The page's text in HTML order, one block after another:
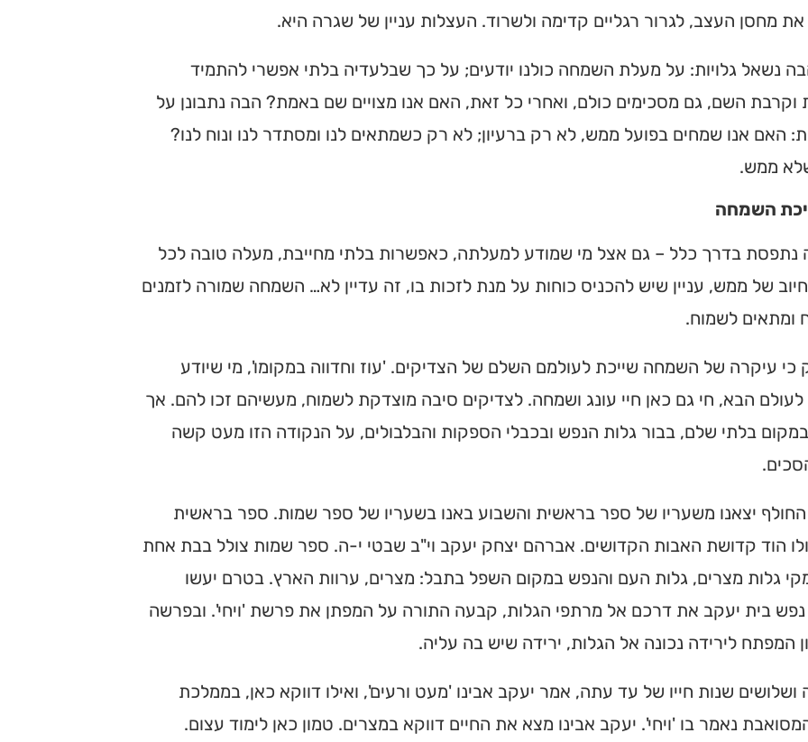
את מחסן העצב, לגרור רגליים קדימה ולשרוד. העצלות עניין של שגרה היא.
נשאל גלויות: על מעלת השמחה כולנו יודעים; על כך שבלעדיה בלתי אפשרי להתמיד
וקרבת השם, גם מסכימים כולם, ואחרי כל זאת, האם אנו מצויים שם באמת? הבה נתבונן על
האם אנו שמחים בפועל ממש, לא רק ברעיון; לא רק כשמתאים לנו ומסתדר לנו ונוח לנו?
ממש.
השמחה
בדרך כלל – גם אצל מי שמודע למעלתה, כאפשרות בלתי מחייבת, מעלה טובה לכל
של ממש, עניין שיש להכניס כוחות על מנת לזכות בו, זה עדיין לא… השמחה שמורה לזמנים
ומתאים לשמוח.
כי עיקרה של השמחה שייכת לעולמם השלם של הצדיקים. 'עוז וחדווה במקומו', מי שיודע
לעולם הבא, חי גם כאן חיי עונג ושמחה. לצדיקים סיבה מוצדקת לשמוח, מעשיהם זכו להם. אך
בלתי שלם, בבור גלות הנפש ובכבלי הספקות והבלבולים, על הנקודה הזו מעט קשה
יצאנו משעריו של ספר בראשית והשבוע באנו בשעריו של ספר שמות. ספר בראשית
הוד קדושת האבות הקדושים. אברהם יצחק יעקב וי"ב שבטי י-ה. ספר שמות צולל בבת אחת
גלות מצרים, גלות העם והנפש במקום השפל בתבל: מצרים, ערוות הארץ. בטרם יעשו
בית יעקב את דרכם אל מרתפי הגלות, קבעה התורה על המפתן את פרשת 'ויחי'. ובפרשה
המפתח לירידה נכונה אל הגלות, ירידה שיש בה עליה.
שנות חייו של עד עתה, אמר יעקב אבינו 'מעט ורעים', ואילו דווקא כאן, בממלכת
נאמר בו 'ויחי'. יעקב אבינו מצא את החיים דווקא במצרים. טמון כאן לימוד עצום.
כנסת או
זמני תפילות, שיעורי